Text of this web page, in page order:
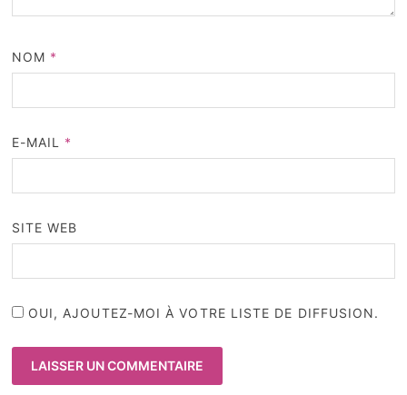
NOM *
E-MAIL *
SITE WEB
OUI, AJOUTEZ-MOI À VOTRE LISTE DE DIFFUSION.